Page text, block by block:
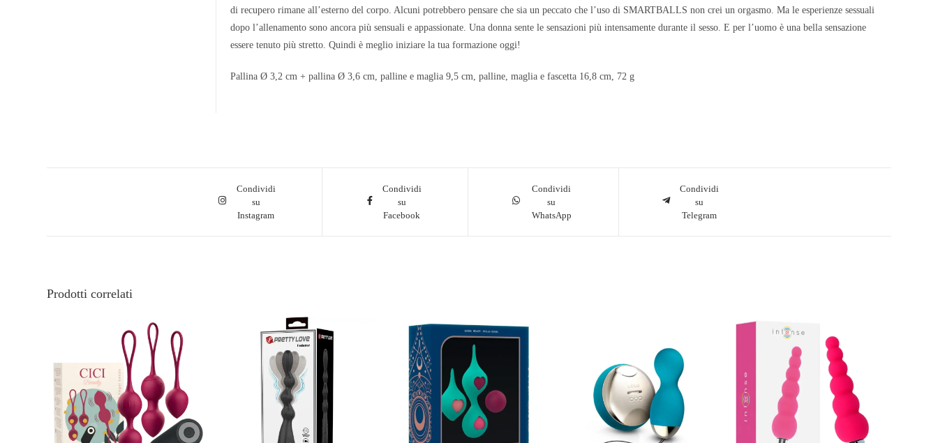
di recupero rimane all’esterno del corpo. Alcuni potrebbero pensare che sia un peccato che l’uso di SMARTBALLS non crei un orgasmo. Ma le esperienze sessuali
dopo l’allenamento sono ancora più sensuali e appassionate. Una donna sente le sensazioni più intensamente durante il sesso. E per l’uomo è una bella sensazione
essere tenuto più stretto. Quindi è meglio iniziare la tua formazione oggi!
Pallina Ø 3,2 cm + pallina Ø 3,6 cm, palline e maglia 9,5 cm, palline, maglia e fascetta 16,8 cm, 72 g
Condividi
su
Instagram
Condividi
su
Facebook
Condividi
su
WhatsApp
Condividi
su
Telegram
Prodotti correlati